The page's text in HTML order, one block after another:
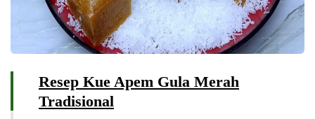
Resep Kue Apem Gula Merah
Tradisional